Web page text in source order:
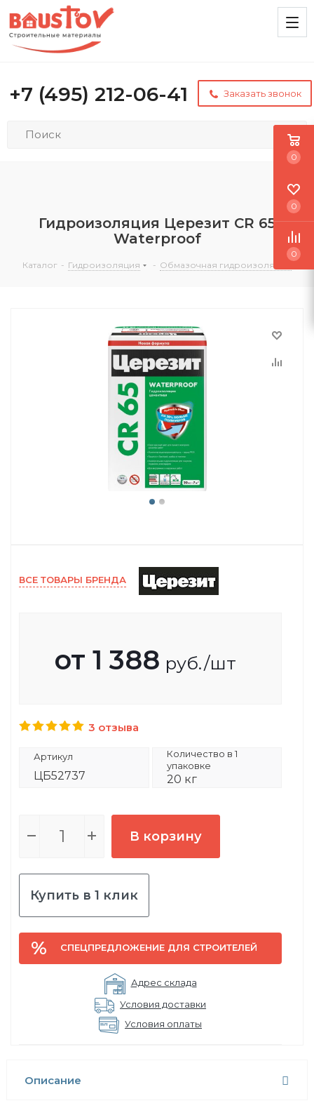
+7 (495) 212-06-41 Заказать звонок
Гидроизоляция Церезит CR 65
Waterproof
Каталог - Гидроизоляция - Обмазочная гидроизоляция
ВСЕ ТОВАРЫ БРЕНДА
от 1 388 руб./шт
3 отзыва
Артикул
ЦБ52737
Количество в 1
упаковке
20 кг
В корзину
Купить в 1 клик
СПЕЦПРЕДЛОЖЕНИЕ ДЛЯ СТРОИТЕЛЕЙ
Адрес склада
Условия доставки
Условия оплаты
Описание
0
0
0